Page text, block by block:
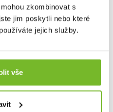
zkombinovat s
jim poskytli nebo které
jejich služby.
vše
€